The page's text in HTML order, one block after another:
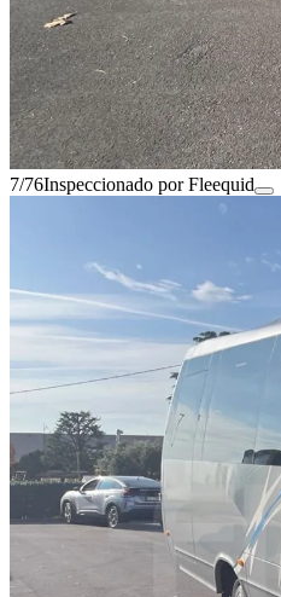
7/76Inspeccionado por Fleequid